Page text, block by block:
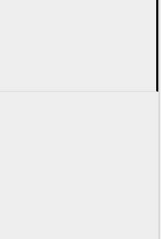
い。
アル。テクニカルサポート